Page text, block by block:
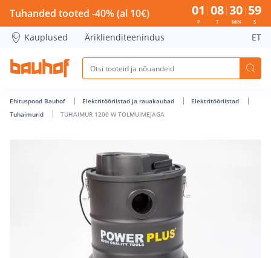
TUHAIMUR 1200 W TOLMUIMEJAGA - Bauhof has loaded
Tuhanded tooted -40% (al 10€) 01
P
08
T
30
MIN
58
S
Kauplused Äriklienditeenindus ET
Ehituspood Bauhof Elektritööriistad ja rauakaubad
Elektritööriistad
Tuhaimurid
TUHAIMUR 1200 W TOLMUIMEJAGA